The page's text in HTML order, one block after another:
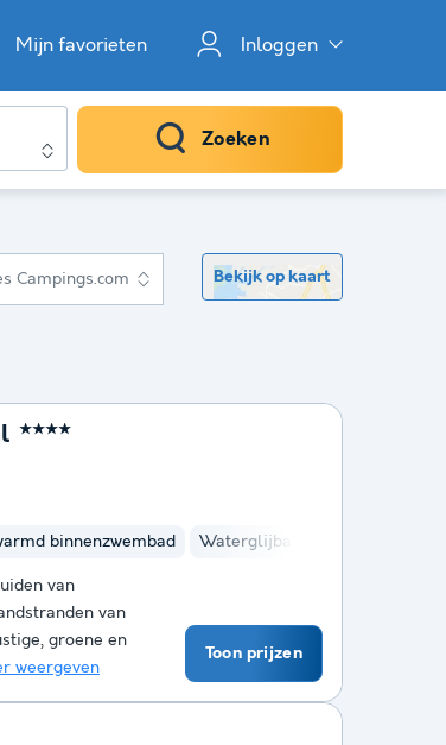
Mijn favorieten Inloggen
Zoeken
Campings.com Bekijk op kaart
★★★★
binnenzwembad Waterglijbanen
van
van
groene en
weergeven
Toon prijzen